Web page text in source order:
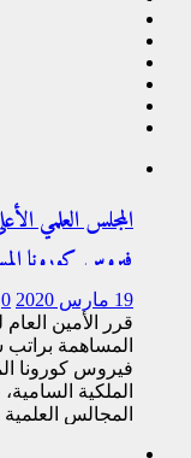
المجلس العلمي
فيروس كورونا
19 مارس 2020
0
قرر الأمين
المساهمة براتب
فيروس كورونا
الملكية
المجالس العلمية